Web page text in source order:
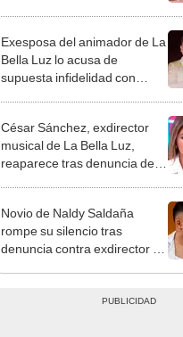
Exesposa del animador de La
Bella Luz lo acusa de
supuesta infidelidad con
César Sánchez, exdirector
musical de La Bella Luz,
reaparece tras denuncia de
presunción de inocencia"
Novio de Naldy Saldaña
rompe su silencio tras
denuncia contra exdirector de